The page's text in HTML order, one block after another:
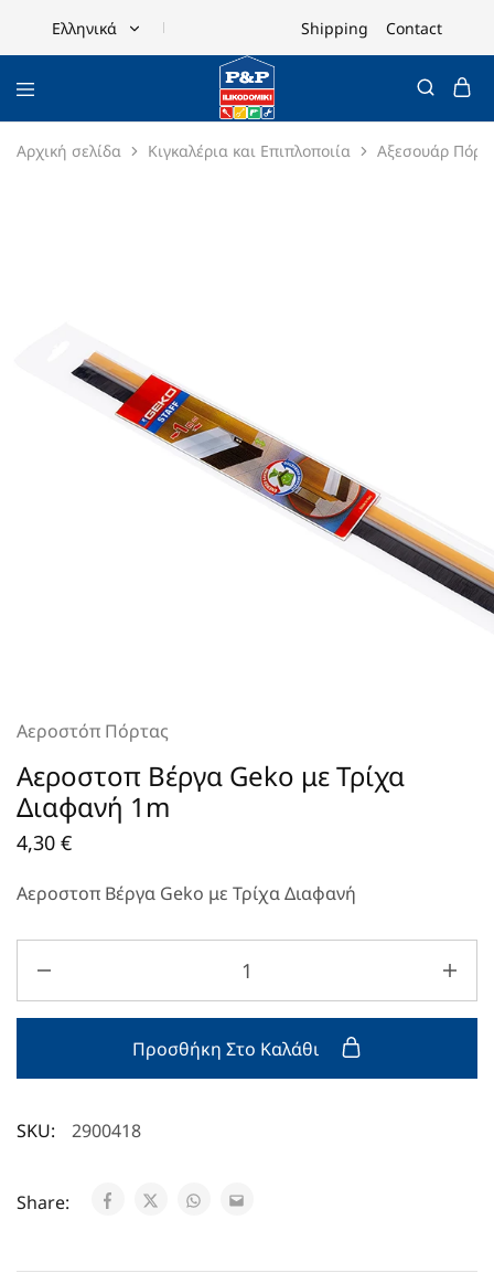
Ελληνικά
English
Shipping Contact
Αρχική σελίδα Κιγκαλέρια και Επιπλοποιία Αξεσουάρ
Αεροστόπ Πόρτας
Aεροστοπ Βέργα Geko με Τρίχα
Διαφανή 1m
4,30 €
Aεροστοπ Βέργα Geko με Τρίχα Διαφανή
Προσθήκη Στο Καλάθι
SKU: 2900418
Share: